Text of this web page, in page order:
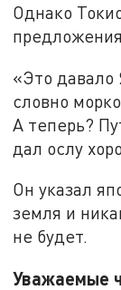
Однако
«Это давало
словно
А теперь?
дал ослу
Он указал
земля и
не будет.